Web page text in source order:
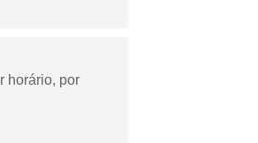
horário, por